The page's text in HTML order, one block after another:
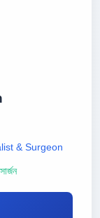
& Surgeon